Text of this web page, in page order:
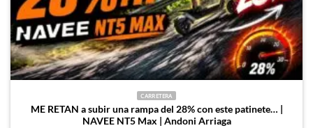
CARRETERA
ME RETAN a subir una rampa del 28% con este patinete… |
NAVEE NT5 Max | Andoni Arriaga